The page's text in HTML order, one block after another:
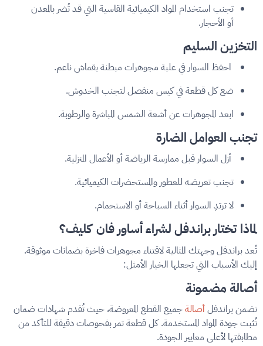
تجنب استخدام المواد الكيميائية القاسية التي قد تُضر بالمعدن
أو الأحجار.
التخزين السليم
احفظ السوار في علبة مجوهرات مبطنة بقماش ناعم.
ضع كل قطعة في كيس منفصل لتجنب الخدوش.
ابعد المجوهرات عن أشعة الشمس المباشرة والرطوبة.
تجنب العوامل الضارة
أزل السوار قبل ممارسة الرياضة أو الأعمال المنزلية.
تجنب تعريضه للعطور والمستحضرات الكيميائية.
لا ترتدِ السوار أثناء السباحة أو الاستحمام.
لماذا تختار براندفل لشراء أساور فان كليف؟
تُعد براندفل وجهتك المثالية لاقتناء مجوهرات فاخرة بضمانات موثوقة.
إليك الأسباب التي تجعلها الخيار الأمثل:
أصالة مضمونة
تضمن براندفلأصالةجميع القطع المعروضة، حيث تُقدم شهادات ضمان
تُثبت جودة المواد المستخدمة. كل قطعة تمر بفحوصات دقيقة للتأكد من
مطابقتها لأعلى معايير الجودة.